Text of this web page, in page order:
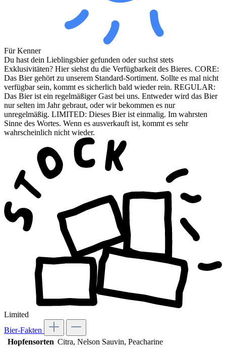
Für Kenner
Du hast dein Lieblingsbier gefunden oder suchst stets
Exklusivitäten? Hier siehst du die Verfügbarkeit des Bieres. CORE:
Das Bier gehört zu unserem Standard-Sortiment. Sollte es mal nicht
verfügbar sein, kommt es sicherlich bald wieder rein. REGULAR:
Das Bier ist ein regelmäßiger Gast bei uns. Entweder wird das Bier
nur selten im Jahr gebraut, oder wir bekommen es nur
unregelmäßig. LIMITED: Dieses Bier ist einmalig. Im wahrsten
Sinne des Wortes. Wenn es ausverkauft ist, kommt es sehr
wahrscheinlich nicht wieder.
Limited
Bier-Fakten
Hopfensorten Citra, Nelson Sauvin, Peacharine